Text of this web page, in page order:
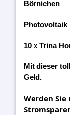
Börnichen
Photovoltaik
10 x Trina
Mit dieser
Geld.
Werden Sie